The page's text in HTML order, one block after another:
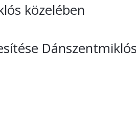
közelében